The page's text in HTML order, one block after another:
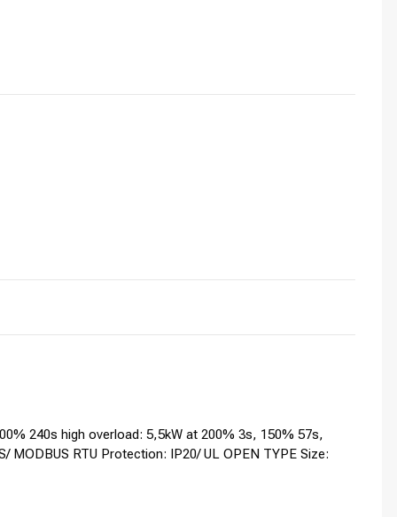
240s high overload: 5,5kW at 200% 3s, 150% 57s,
MODBUS RTU Protection: IP20/ UL OPEN TYPE Size: